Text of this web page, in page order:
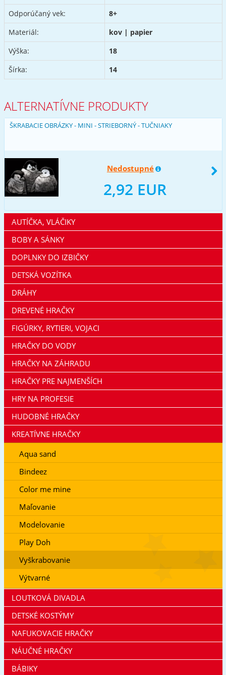
Odporúčaný vek:
8+
Materiál:
kov | papier
Výška:
18
Šírka:
14
ALTERNATÍVNE PRODUKTY
ŠKRABACIE OBRÁZKY - MINI - STRIEBORNÝ - TUČNIAKY
Nedostupné
2,92 EUR
AUTÍČKA, VLÁČIKY
BOBY A SÁNKY
DOPLNKY DO IZBIČKY
DETSKÁ VOZÍTKA
DRÁHY
DREVENÉ HRAČKY
FIGÚRKY, RYTIERI, VOJACI
HRAČKY DO VODY
HRAČKY NA ZÁHRADU
HRAČKY PRE NAJMENŠÍCH
HRY NA PROFESIE
HUDOBNÉ HRAČKY
KREATÍVNE HRAČKY
Aqua sand
Bindeez
Color me mine
Maľovanie
Modelovanie
Play Doh
Vyškrabovanie
Výtvarné
LOUTKOVÁ DIVADLA
DETSKÉ KOSTÝMY
NAFUKOVACIE HRAČKY
NÁUČNÉ HRAČKY
BÁBIKY